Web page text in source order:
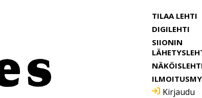
TILAA LEHTI
DIGILEHTI
SIIONIN
Kirjaudu